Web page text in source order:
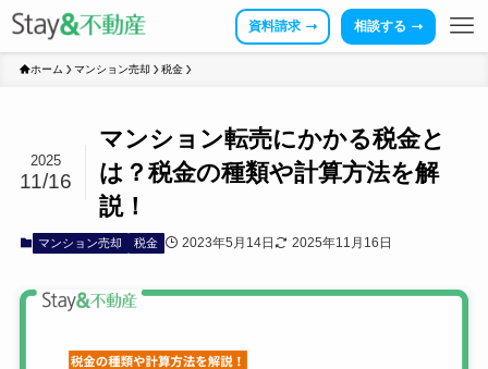
資料請求 相談する
ホーム マンション売却 税金
マンション転売にかかる税金と
は？税金の種類や計算方法を解
説！
2025
11/16
マンション売却 税金 2023年5月14日 2025年11月16日